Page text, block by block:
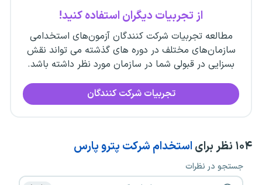
از تجربیات دیگران استفاده کنید!
مطالعه تجربیات شرکت کنندگان آزمون‌های استخدامی
سازمان‌های مختلف در دوره های گذشته می تواند نقش
بسزایی در قبولی شما در سازمان مورد نظر داشته باشد.
تجربیات شرکت کنندگان
۱۰۴ نظر برای استخدام شرکت پترو پارس
جستجو در نظرات